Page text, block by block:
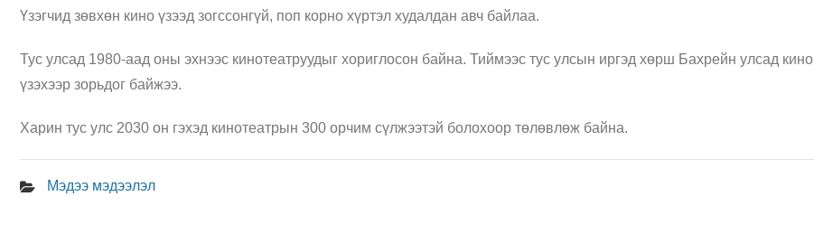
Үзэгчид зөвхөн кино үзээд зогссонгүй, поп корно хүртэл худалдан авч байлаа.
Тус улсад 1980-аад оны эхнээс кинотеатруудыг хориглосон байна. Тиймээс тус улсын иргэд хөрш Бахрейн улсад кино
үзэхээр зорьдог байжээ.
Харин тус улс 2030 он гэхэд кинотеатрын 300 орчим сүлжээтэй болохоор төлөвлөж байна.
Мэдээ мэдээлэл